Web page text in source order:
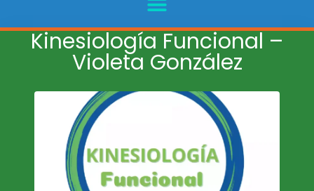
Kinesiología Funcional –
Violeta González